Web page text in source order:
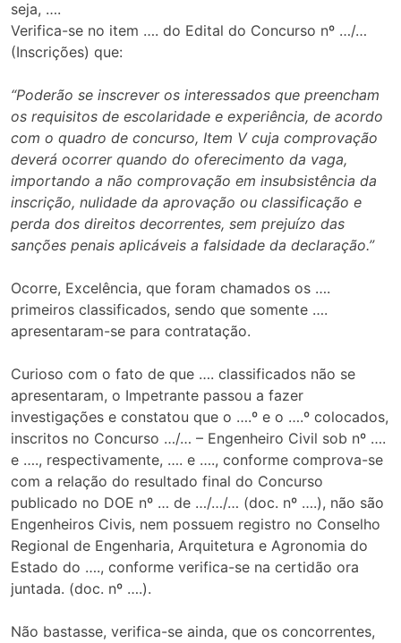
seja, ….
Verifica-se no item …. do Edital do Concurso nº …/…
(Inscrições) que:
“Poderão se inscrever os interessados que preencham
os requisitos de escolaridade e experiência, de acordo
com o quadro de concurso, Item V cuja comprovação
deverá ocorrer quando do oferecimento da vaga,
importando a não comprovação em insubsistência da
inscrição, nulidade da aprovação ou classificação e
perda dos direitos decorrentes, sem prejuízo das
sanções penais aplicáveis a falsidade da declaração.”
Ocorre, Excelência, que foram chamados os ….
primeiros classificados, sendo que somente ….
apresentaram-se para contratação.
Curioso com o fato de que …. classificados não se
apresentaram, o Impetrante passou a fazer
investigações e constatou que o ….º e o ….º colocados,
inscritos no Concurso …/… – Engenheiro Civil sob nº ….
e …., respectivamente, …. e …., conforme comprova-se
com a relação do resultado final do Concurso
publicado no DOE nº … de …/…/… (doc. nº ….), não são
Engenheiros Civis, nem possuem registro no Conselho
Regional de Engenharia, Arquitetura e Agronomia do
Estado do …., conforme verifica-se na certidão ora
juntada. (doc. nº ….).
Não bastasse, verifica-se ainda, que os concorrentes,